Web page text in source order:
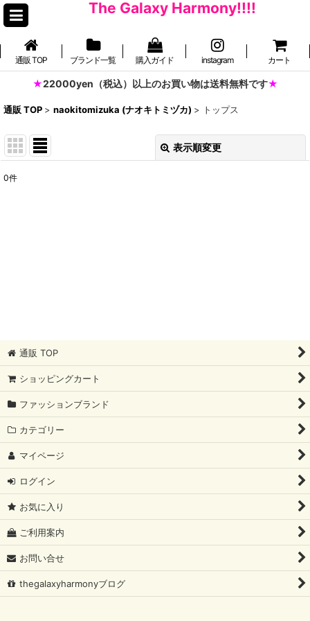
The Galaxy Harmony!!!!
通販 TOP ブランド一覧 購入ガイド instagram カート
22000yen（税込）以上のお買い物は送料無料です
通販 TOP > naokitomizuka (ナオキトミヅカ) > トップス
表示順変更
表示数
0件
通販 TOP
ショッピングカート
ファッションブランド
カテゴリー
マイページ
ログイン
お気に入り
ご利用案内
お問い合せ
thegalaxyharmonyブログ